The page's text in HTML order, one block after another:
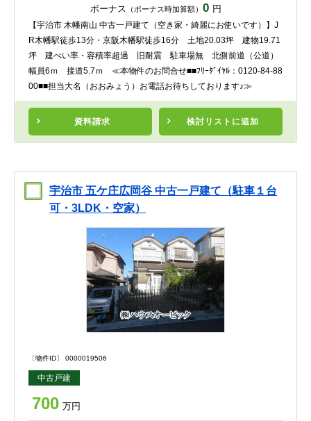
ボーナス （ボーナス時加算額） 0 円
資料請求 検討リスト に追加
【宇治市 木幡南山 中古一戸建て（空き家・綺麗にお使いです）】J
R木幡駅徒歩13分・京阪木幡駅徒歩16分 土地20.03坪 建物19.71
坪 建ぺい率・容積率超過 旧耐震 駐車場無 北側前道（公道）
幅員6ｍ 接道5.7ｍ ≪本物件のお問合せ■■ﾌﾘｰﾀﾞｲﾔﾙ：0120-84-88
00■■担当大名（おおみょう）お電話お待ちしております♪≫
宇治市 五ケ庄広岡谷 中古一戸建て（駐車１台
可・3LDK・空家）
〔物件ID〕 0000019506
中古戸建
700 万円